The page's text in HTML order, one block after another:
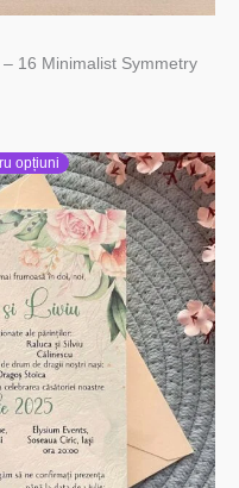
16 Minimalist Symmetry
opțiuni